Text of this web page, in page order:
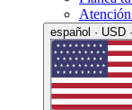
español · USD